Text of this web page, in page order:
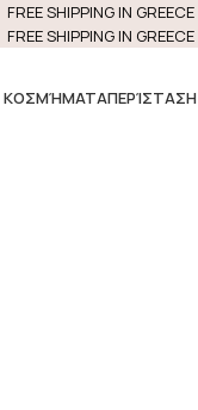
FREE SHIPPING IN GREECE
FREE SHIPPING IN GREECE
ΚΟΣΜΉΜΑΤΑΠΕΡΊΣΤΑΣΗ